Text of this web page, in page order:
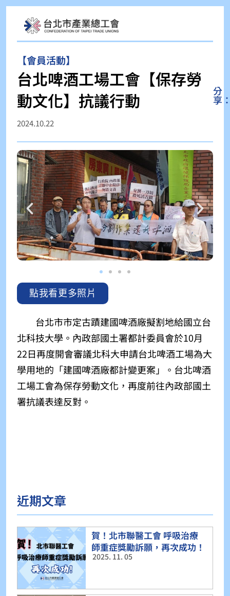
【會員活動】
台北啤酒工場工會【保存勞
動文化】抗議行動
2024.10.22
分
享
點我看更多照片
台北市市定古蹟建國啤酒廠擬割地給國立台
北科技大學。內政部國土署都計委員會於10月
22日再度開會審議北科大申請台北啤酒工場為大
學用地的「建國啤酒廠都計變更案」。台北啤酒
工場工會為保存勞動文化，再度前往內政部國土
署抗議表達反對。
近期文章
賀！北市聯醫工會 呼吸治療
師重症獎勵訴願，再次成功！
2025. 11. 05